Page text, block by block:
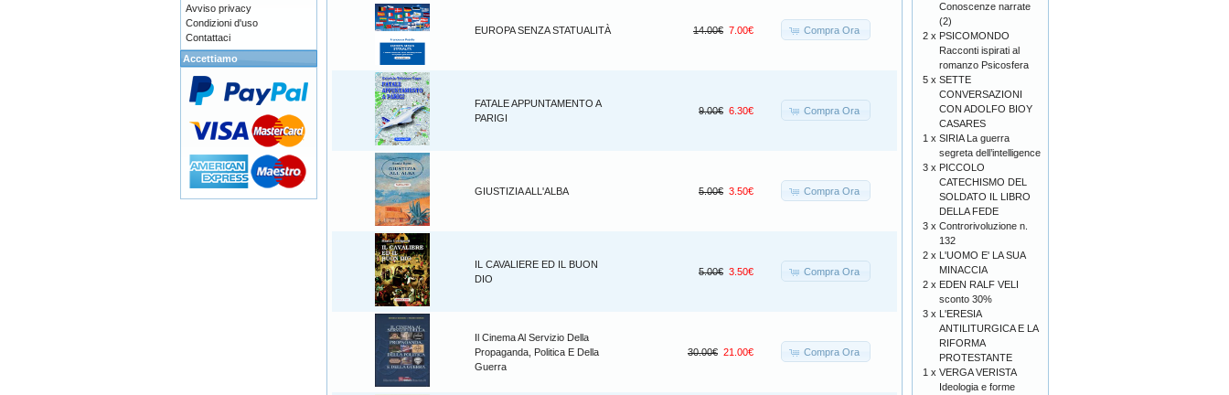
EUROPA SENZA STATUALITÀ 14.00€ 7.00€ Compra Ora
FATALE APPUNTAMENTO A
PARIGI
9.00€ 6.30€ Compra Ora
GIUSTIZIA ALL'ALBA 5.00€ 3.50€ Compra Ora
IL CAVALIERE ED IL BUON
DIO
5.00€ 3.50€ Compra Ora
Il Cinema Al Servizio Della
Propaganda, Politica E Della
Guerra
30.00€ 21.00€ Compra Ora
Avviso privacy
Condizioni d'uso
Contattaci
Accettiamo
Conoscenze narrate
(2)
2 x PSICOMONDO
Racconti ispirati al
romanzo Psicosfera
5 x SETTE
CONVERSAZIONI
CON ADOLFO BIOY
CASARES
1 x SIRIA La guerra
segreta dell’intelligence
3 x PICCOLO
CATECHISMO DEL
SOLDATO IL LIBRO
DELLA FEDE
3 x Controrivoluzione n.
132
2 x L'UOMO E' LA SUA
MINACCIA
2 x EDEN RALF VELI
sconto 30%
3 x L'ERESIA
ANTILITURGICA E LA
RIFORMA
PROTESTANTE
1 x VERGA VERISTA
Ideologia e forme